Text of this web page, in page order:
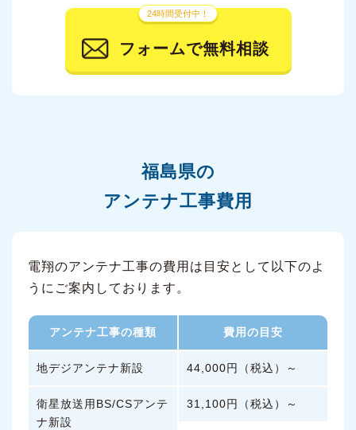
24時間受付中！
フォームで無料相談
福島県の
アンテナ工事費用
電翔のアンテナ工事の費用は目安として以下のよ
うにご案内しております。
アンテナ工事の種類 費用の目安
地デジアンテナ新設 44,000円（税込）～
衛星放送用BS/CSアンテ
ナ新設
31,100円（税込）～